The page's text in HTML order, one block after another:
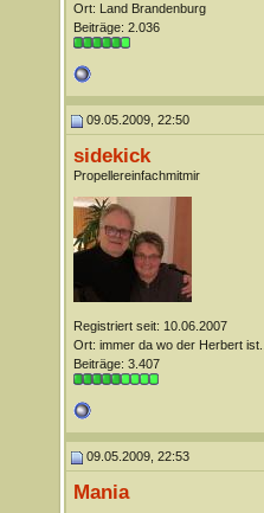
Ort: Land Brandenburg
Beiträge: 2.036
09.05.2009, 22:50
sidekick
Propellereinfachmitmir
Registriert seit: 10.06.2007
Ort: immer da wo der Herbert ist...
Beiträge: 3.407
09.05.2009, 22:53
Mania